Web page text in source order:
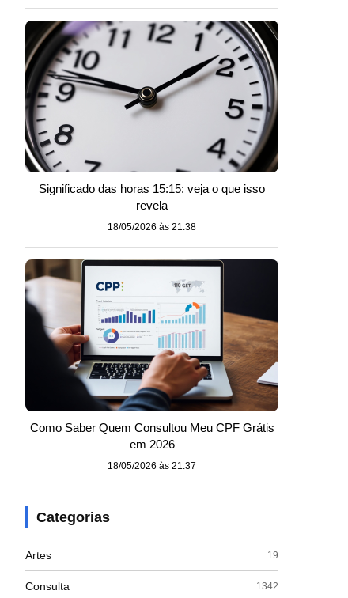
Significado das horas 15:15: veja o que isso
revela
18/05/2026 às 21:38
Como Saber Quem Consultou Meu CPF Grátis
em 2026
18/05/2026 às 21:37
Categorias
Artes 19
Consulta 1342